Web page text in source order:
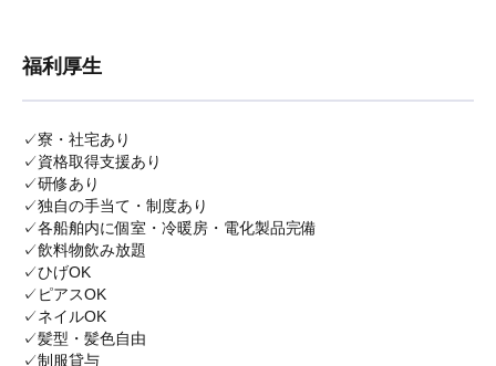
福利厚生
✓寮・社宅あり
✓資格取得支援あり
✓研修あり
✓独自の手当て・制度あり
✓各船舶内に個室・冷暖房・電化製品完備
✓飲料物飲み放題
✓ひげOK
✓ピアスOK
✓ネイルOK
✓髪型・髪色自由
✓制服貸与